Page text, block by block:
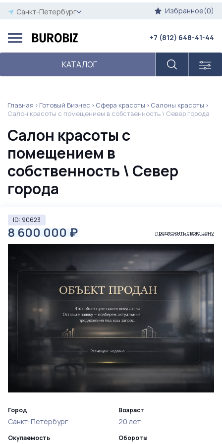
Санкт-Петербург Избранное(0)
КАТАЛОГ
+7 (812) 648-41-44
Главная Готовый Бизнес Сфера красоты
Салоны красоты
Салон красоты с помещением в собственность \ Север города
Салон красоты с
помещением в
собственность \ Север
города
ID: 90623
8 600 000 ₽ предложить свою цену
Город
Санкт-Петербург
Окупаемость
Возраст
20 лет
Обороты